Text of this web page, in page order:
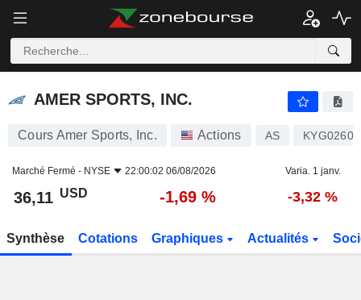
AMER SPORTS, INC.
AMER SPORTS, INC.
Cours Amer Sports, Inc. Actions AS
Marché Fermé - NYSE 22:00:02 06/08/2026 Varia. 1 janv.
36,11 USD -1,69 % -3,32 %
Synthèse Cotations Graphiques Actualités